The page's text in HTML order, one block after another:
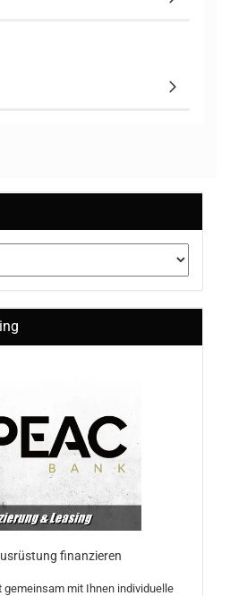
finanzieren
gemeinsam mit Ihnen individuelle